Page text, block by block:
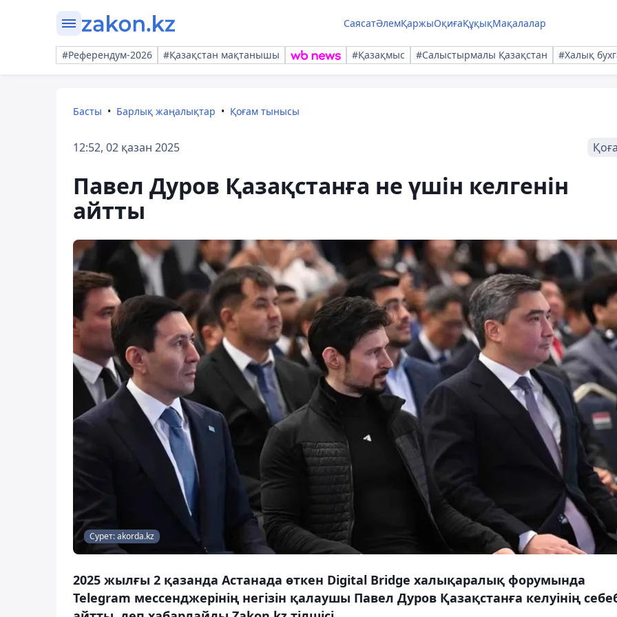
СаясатӘлемҚаржыОқиғаҚұқықМақалалар
#Референдум-2026 #Қазақстан мақтанышы #Қазақмыс #Салыстырмалы Қазақстан #Халық
Басты Барлық жаңалықтар Қоғам тынысы
12:52, 02 қазан 2025
Павел Дуров Қазақстанға не үшін келгенін
айтты
Сурет: akorda.kz
2025 жылғы 2 қазанда Астанада өткен Digital Bridge халықаралық форумында
Telegram мессенджерінің негізін қалаушы Павел Дуров Қазақстанға келуінің